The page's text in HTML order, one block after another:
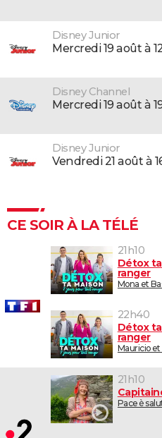
Disney Junior
mercredi 19 août à
Disney Channel
mercredi 19 août à
Disney Junior
vendredi 21 août à
CE SOIR À LA TÉLÉ
21h10
Détox
ranger
Mona et
22h40
Détox
ranger
Mauricio et
21h10
Pace è